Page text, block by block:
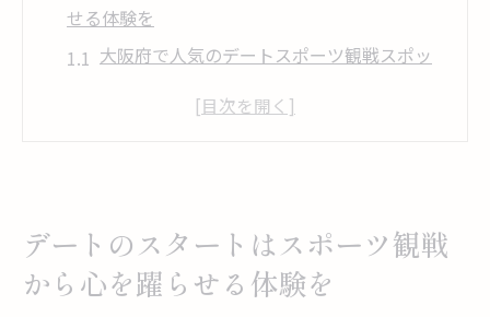
せる体験を
大阪府で人気のデートスポーツ観戦スポッ
初めてのスポーツ観戦デートでも安心のポ
スポーツ観戦で心をつなぐ会話のヒント
デートにぴったりの観戦シートの選び方
デートのスタートはスポーツ観戦
から心を躍らせる体験を